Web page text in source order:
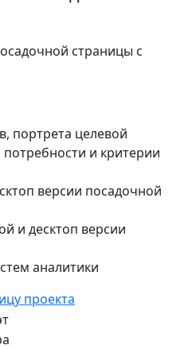
страницы с
портрета целевой
и критерии
версии посадочной
и десктоп версии
аналитики
проекта